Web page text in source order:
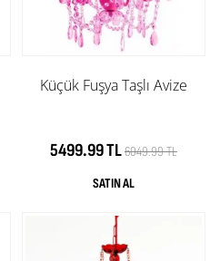
Küçük Fuşya Taşlı Avize
5499.99 TL6049.99 TL